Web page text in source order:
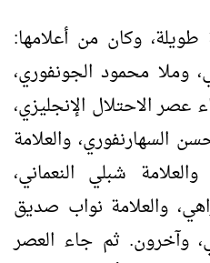
وكان من أعلامها:
وملا محمود الجونفوري،
عصر الاحتلال الإنجليزي،
السهارنفوري، والعلامة
شبلي النعماني،
والعلامة نواب صديق
وآخرون. ثم جاء العصر